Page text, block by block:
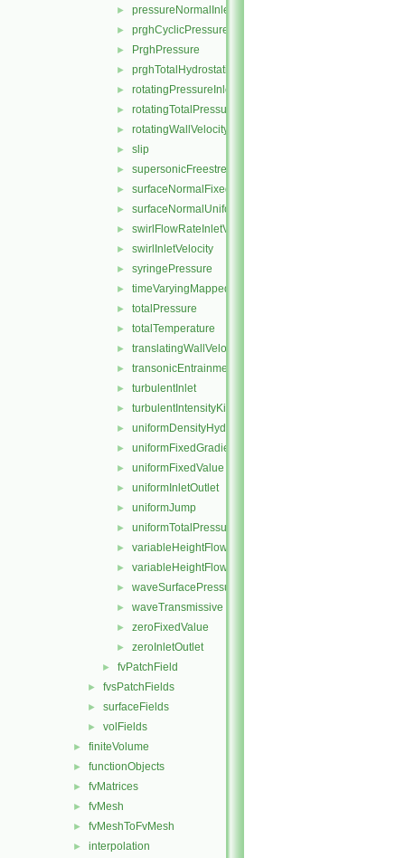
► pressureNormalInletOutletVelocity
► prghCyclicPressure
► PrghPressure
► prghTotalHydrostaticPressure
► rotatingPressureInletOutletVelocity
► rotatingTotalPressure
► rotatingWallVelocity
► slip
► supersonicFreestream
► surfaceNormalFixedValue
► surfaceNormalUniformFixedValue
► swirlFlowRateInletVelocity
► swirlInletVelocity
► syringePressure
► timeVaryingMappedFixedValue
► totalPressure
► totalTemperature
► translatingWallVelocity
► transonicEntrainmentPressure
► turbulentInlet
► turbulentIntensityKineticEnergyInlet
► uniformDensityHydrostaticPressure
► uniformFixedGradient
► uniformFixedValue
► uniformInletOutlet
► uniformJump
► uniformTotalPressure
► variableHeightFlowRate
► variableHeightFlowRateInletVelocity
► waveSurfacePressure
► waveTransmissive
► zeroFixedValue
► zeroInletOutlet
► fvPatchField
► fvsPatchFields
► surfaceFields
► volFields
► finiteVolume
► functionObjects
► fvMatrices
► fvMesh
► fvMeshToFvMesh
► interpolation